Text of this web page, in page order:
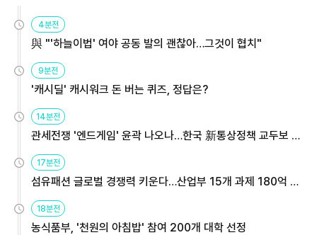
4분전
與 "'하늘이법' 여야 공동 발의 괜찮아…그것이 협치"
9분전
'캐시딜' 캐시워크 돈 버는 퀴즈, 정답은?
14분전
관세전쟁 '엔드게임' 윤곽 나오나…한국 新통상정책 교두보 활
용해야
17분전
섬유패션 글로벌 경쟁력 키운다…산업부 15개 과제 180억 지
원
18분전
농식품부, '천원의 아침밥' 참여 200개 대학 선정